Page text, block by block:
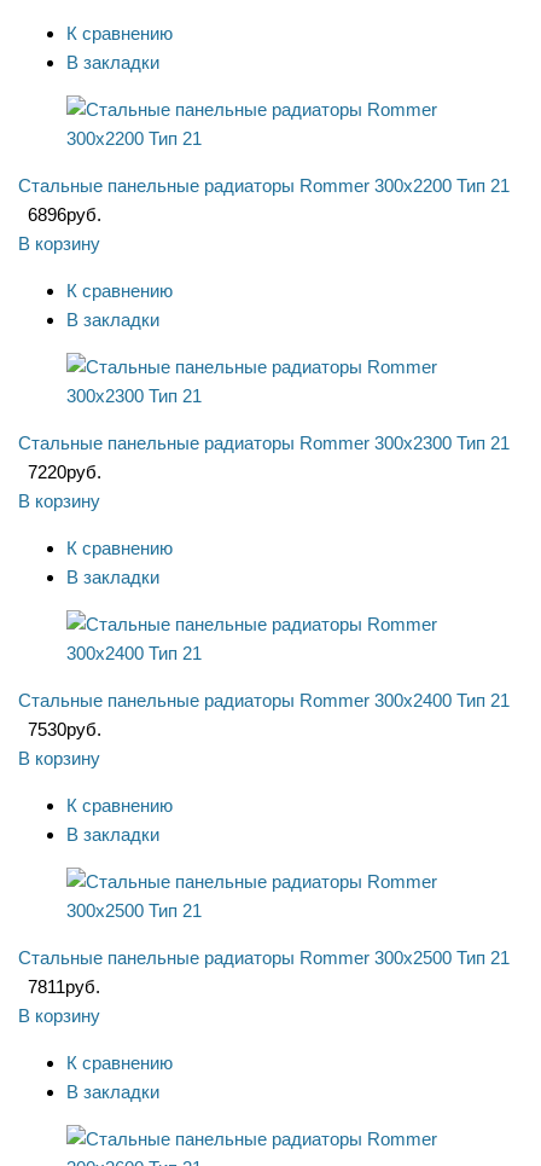
К сравнению
В закладки
Стальные панельные радиаторы Rommer 300x2200 Тип 21
6896руб.
В корзину
К сравнению
В закладки
Стальные панельные радиаторы Rommer 300x2300 Тип 21
7220руб.
В корзину
К сравнению
В закладки
Стальные панельные радиаторы Rommer 300x2400 Тип 21
7530руб.
В корзину
К сравнению
В закладки
Стальные панельные радиаторы Rommer 300x2500 Тип 21
7811руб.
В корзину
К сравнению
В закладки